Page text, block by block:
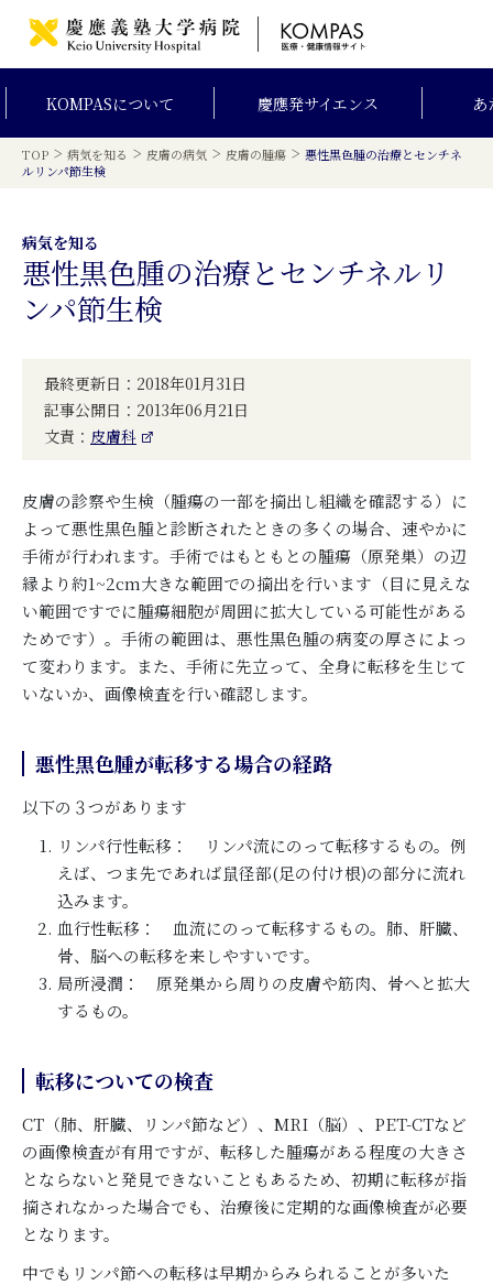
KOMPASについて 慶應発サイエンス あ
TOP > 病気を知る > 皮膚の病気 > 皮膚の腫瘍 > 悪性黒色腫の治療とセンチネ
ルリンパ節生検
病気を知る
悪性黒色腫の治療とセンチネルリ
ンパ節生検
最終更新日：2018年01月31日
記事公開日：2013年06月21日
文責： 皮膚科
皮膚の診察や生検（腫瘍の一部を摘出し組織を確認する）に
よって悪性黒色腫と診断されたときの多くの場合、速やかに
手術が行われます。手術ではもともとの腫瘍（原発巣）の辺
縁より約1~2cm大きな範囲での摘出を行います（目に見えな
い範囲ですでに腫瘍細胞が周囲に拡大している可能性がある
ためです）。手術の範囲は、悪性黒色腫の病変の厚さによっ
て変わります。また、手術に先立って、全身に転移を生じて
いないか、画像検査を行い確認します。
悪性黒色腫が転移する場合の経路
以下の３つがあります
リンパ行性転移： リンパ流にのって転移するもの。例
えば、つま先であれば鼠径部(足の付け根)の部分に流れ
込みます。
血行性転移： 血流にのって転移するもの。肺、肝臓、
骨、脳への転移を来しやすいです。
局所浸潤： 原発巣から周りの皮膚や筋肉、骨へと拡大
するもの。
転移についての検査
CT（肺、肝臓、リンパ節など）、MRI（脳）、PET-CTなど
の画像検査が有用ですが、転移した腫瘍がある程度の大きさ
とならないと発見できないこともあるため、初期に転移が指
摘されなかった場合でも、治療後に定期的な画像検査が必要
となります。
中でもリンパ節への転移は早期からみられることが多いた